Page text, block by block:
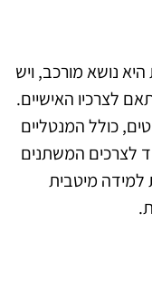
נושא מורכב, ויש
לצרכיו האישיים.
כולל המנטליים
לצרכים המשתנים
למידה מיטבית